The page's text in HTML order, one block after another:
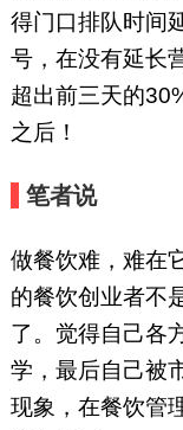
得门口排队时间
号，在没有延长
超出前三天的
之后！
笔者说
做餐饮难，难在
的餐饮创业者不
了。觉得自己各
学，最后自己被
现象，在餐饮管